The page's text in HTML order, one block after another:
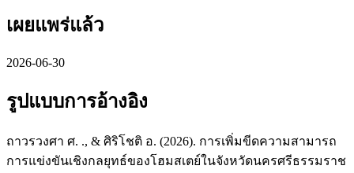
เผยแพร่แล้ว
2026-06-30
รูปแบบการอ้างอิง
ถาวรวงศา ศ. ., & ศิริโชติ อ. (2026). การเพิ่มขีดความสามารถ
การแข่งขันเชิงกลยุทธ์ของโฮมสเตย์ในจังหวัดนครศรีธรรมราช